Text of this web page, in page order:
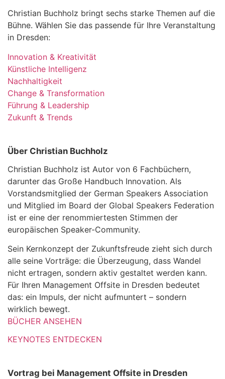
Christian Buchholz bringt sechs starke Themen auf die
Bühne. Wählen Sie das passende für Ihre Veranstaltung
in Dresden:
Innovation & Kreativität
Künstliche Intelligenz
Nachhaltigkeit
Change & Transformation
Führung & Leadership
Zukunft & Trends
Über Christian Buchholz
Christian Buchholz ist Autor von 6 Fachbüchern,
darunter das Große Handbuch Innovation. Als
Vorstandsmitglied der German Speakers Association
und Mitglied im Board der Global Speakers Federation
ist er eine der renommiertesten Stimmen der
europäischen Speaker-Community.
Sein Kernkonzept der Zukunftsfreude zieht sich durch
alle seine Vorträge: die Überzeugung, dass Wandel
nicht ertragen, sondern aktiv gestaltet werden kann.
Für Ihren Management Offsite in Dresden bedeutet
das: ein Impuls, der nicht aufmuntert – sondern
wirklich bewegt.
BÜCHER ANSEHEN
KEYNOTES ENTDECKEN
Vortrag bei Management Offsite in Dresden